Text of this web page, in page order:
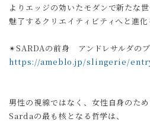
よりエッジの効いたモダンで新たな世
魅了するクリエイティビティへと進化
✴︎SARDAの前身 アンドレサルダの
https://ameblo.jp/slingerie/
男性の視線ではなく、女性自身のた
Sardaの最も核となる哲学は、